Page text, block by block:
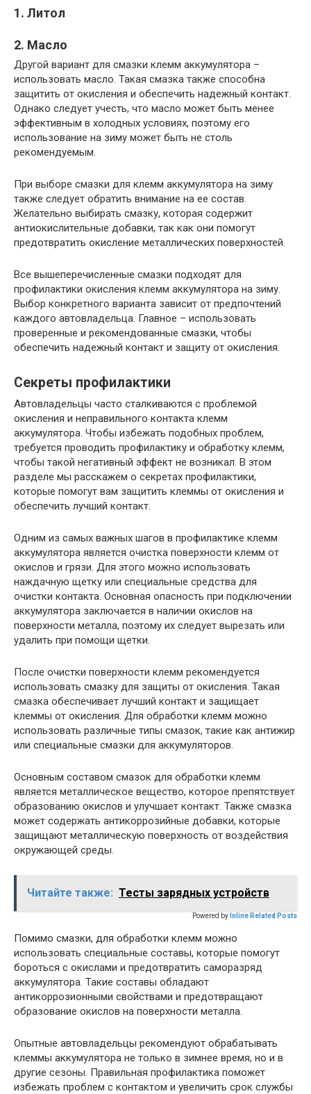
1. Литол
2. Масло
Другой вариант для смазки клемм аккумулятора –
использовать масло. Такая смазка также способна
защитить от окисления и обеспечить надежный контакт.
Однако следует учесть, что масло может быть менее
эффективным в холодных условиях, поэтому его
использование на зиму может быть не столь
рекомендуемым.
При выборе смазки для клемм аккумулятора на зиму
также следует обратить внимание на ее состав.
Желательно выбирать смазку, которая содержит
антиокислительные добавки, так как они помогут
предотвратить окисление металлических поверхностей.
Все вышеперечисленные смазки подходят для
профилактики окисления клемм аккумулятора на зиму.
Выбор конкретного варианта зависит от предпочтений
каждого автовладельца. Главное – использовать
проверенные и рекомендованные смазки, чтобы
обеспечить надежный контакт и защиту от окисления.
Секреты профилактики
Автовладельцы часто сталкиваются с проблемой
окисления и неправильного контакта клемм
аккумулятора. Чтобы избежать подобных проблем,
требуется проводить профилактику и обработку клемм,
чтобы такой негативный эффект не возникал. В этом
разделе мы расскажем о секретах профилактики,
которые помогут вам защитить клеммы от окисления и
обеспечить лучший контакт.
Одним из самых важных шагов в профилактике клемм
аккумулятора является очистка поверхности клемм от
окислов и грязи. Для этого можно использовать
наждачную щетку или специальные средства для
очистки контакта. Основная опасность при подключении
аккумулятора заключается в наличии окислов на
поверхности металла, поэтому их следует вырезать или
удалить при помощи щетки.
После очистки поверхности клемм рекомендуется
использовать смазку для защиты от окисления. Такая
смазка обеспечивает лучший контакт и защищает
клеммы от окисления. Для обработки клемм можно
использовать различные типы смазок, такие как антижир
или специальные смазки для аккумуляторов.
Основным составом смазок для обработки клемм
является металлическое вещество, которое препятствует
образованию окислов и улучшает контакт. Также смазка
может содержать антикоррозийные добавки, которые
защищают металлическую поверхность от воздействия
окружающей среды.
Читайте также: Тесты зарядных устройств
Powered by Inline Related Posts
Помимо смазки, для обработки клемм можно
использовать специальные составы, которые помогут
бороться с окислами и предотвратить саморазряд
аккумулятора. Такие составы обладают
антикоррозионными свойствами и предотвращают
образование окислов на поверхности металла.
Опытные автовладельцы рекомендуют обрабатывать
клеммы аккумулятора не только в зимнее время, но и в
другие сезоны. Правильная профилактика поможет
избежать проблем с контактом и увеличить срок службы